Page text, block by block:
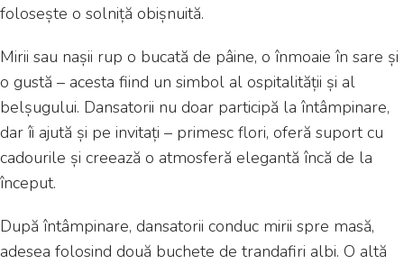
folosește o solniță obișnuită.
Mirii sau nașii rup o bucată de pâine, o înmoaie în sare și
o gustă – acesta fiind un simbol al ospitalității și al
belșugului. Dansatorii nu doar participă la întâmpinare,
dar îi ajută și pe invitați – primesc flori, oferă suport cu
cadourile și creează o atmosferă elegantă încă de la
început.
După întâmpinare, dansatorii conduc mirii spre masă,
adesea folosind două buchete de trandafiri albi. O altă